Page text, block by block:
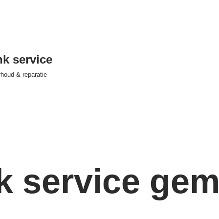
service
& reparatie
service